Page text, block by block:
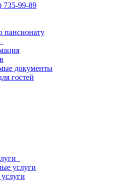
735-99-89
пансионату
документы
гостей
услуги